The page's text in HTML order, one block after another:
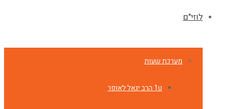
לוזי"ם
מערכת שעות
ט1 הרב יגאל לאופר